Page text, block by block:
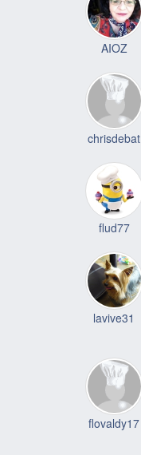
AIOZ
chrisdebat
flud77
lavive31
flovaldy17